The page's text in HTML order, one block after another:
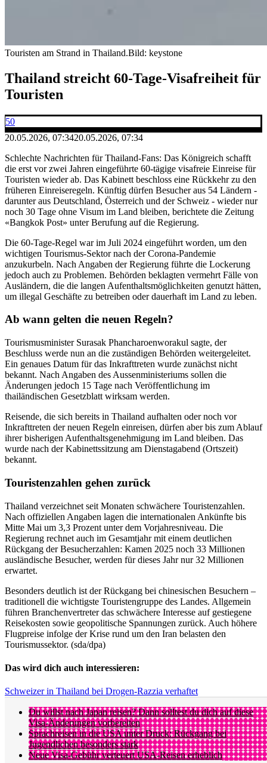
Touristen am Strand in Thailand.Bild: keystone
Thailand streicht 60-Tage-Visafreiheit für
Touristen
50
20.05.2026, 07:3420.05.2026, 07:34
Schlechte Nachrichten für Thailand-Fans: Das Königreich schafft
die erst vor zwei Jahren eingeführte 60-tägige visafreie Einreise für
Touristen wieder ab. Das Kabinett beschloss eine Rückkehr zu den
früheren Einreiseregeln. Künftig dürfen Besucher aus 54 Ländern -
darunter aus Deutschland, Österreich und der Schweiz - wieder nur
noch 30 Tage ohne Visum im Land bleiben, berichtete die Zeitung
«Bangkok Post» unter Berufung auf die Regierung.
Die 60-Tage-Regel war im Juli 2024 eingeführt worden, um den
wichtigen Tourismus-Sektor nach der Corona-Pandemie
anzukurbeln. Nach Angaben der Regierung führte die Lockerung
jedoch auch zu Problemen. Behörden beklagten vermehrt Fälle von
Ausländern, die die langen Aufenthaltsmöglichkeiten genutzt hätten,
um illegal Geschäfte zu betreiben oder dauerhaft im Land zu leben.
Ab wann gelten die neuen Regeln?
Tourismusminister Surasak Phancharoenworakul sagte, der
Beschluss werde nun an die zuständigen Behörden weitergeleitet.
Ein genaues Datum für das Inkrafttreten wurde zunächst nicht
bekannt. Nach Angaben des Aussenministeriums sollen die
Änderungen jedoch 15 Tage nach Veröffentlichung im
thailändischen Gesetzblatt wirksam werden.
Reisende, die sich bereits in Thailand aufhalten oder noch vor
Inkrafttreten der neuen Regeln einreisen, dürfen aber bis zum Ablauf
ihrer bisherigen Aufenthaltsgenehmigung im Land bleiben. Das
wurde nach der Kabinettssitzung am Dienstagabend (Ortszeit)
bekannt.
Touristenzahlen gehen zurück
Thailand verzeichnet seit Monaten schwächere Touristenzahlen.
Nach offiziellen Angaben lagen die internationalen Ankünfte bis
Mitte Mai um 3,3 Prozent unter dem Vorjahresniveau. Die
Regierung rechnet auch im Gesamtjahr mit einem deutlichen
Rückgang der Besucherzahlen: Kamen 2025 noch 33 Millionen
ausländische Besucher, werden für dieses Jahr nur 32 Millionen
erwartet.
Besonders deutlich ist der Rückgang bei chinesischen Besuchern –
traditionell die wichtigste Touristengruppe des Landes. Allgemein
führen Branchenvertreter das schwächere Interesse auf gestiegene
Reisekosten sowie geopolitische Spannungen zurück. Auch höhere
Flugpreise infolge der Krise rund um den Iran belasten den
Tourismussektor. (sda/dpa)
Das wird dich auch interessieren:
Schweizer in Thailand bei Drogen-Razzia verhaftet
Du willst nach Japan reisen? Dann solltest du dich auf diese
Visa-Änderungen vorbereiten
Sprachreisen in die USA unter Druck: Rückgang bei
Jugendlichen besonders stark
Neue Visa-Gebühr verteuert USA-Reisen erheblich